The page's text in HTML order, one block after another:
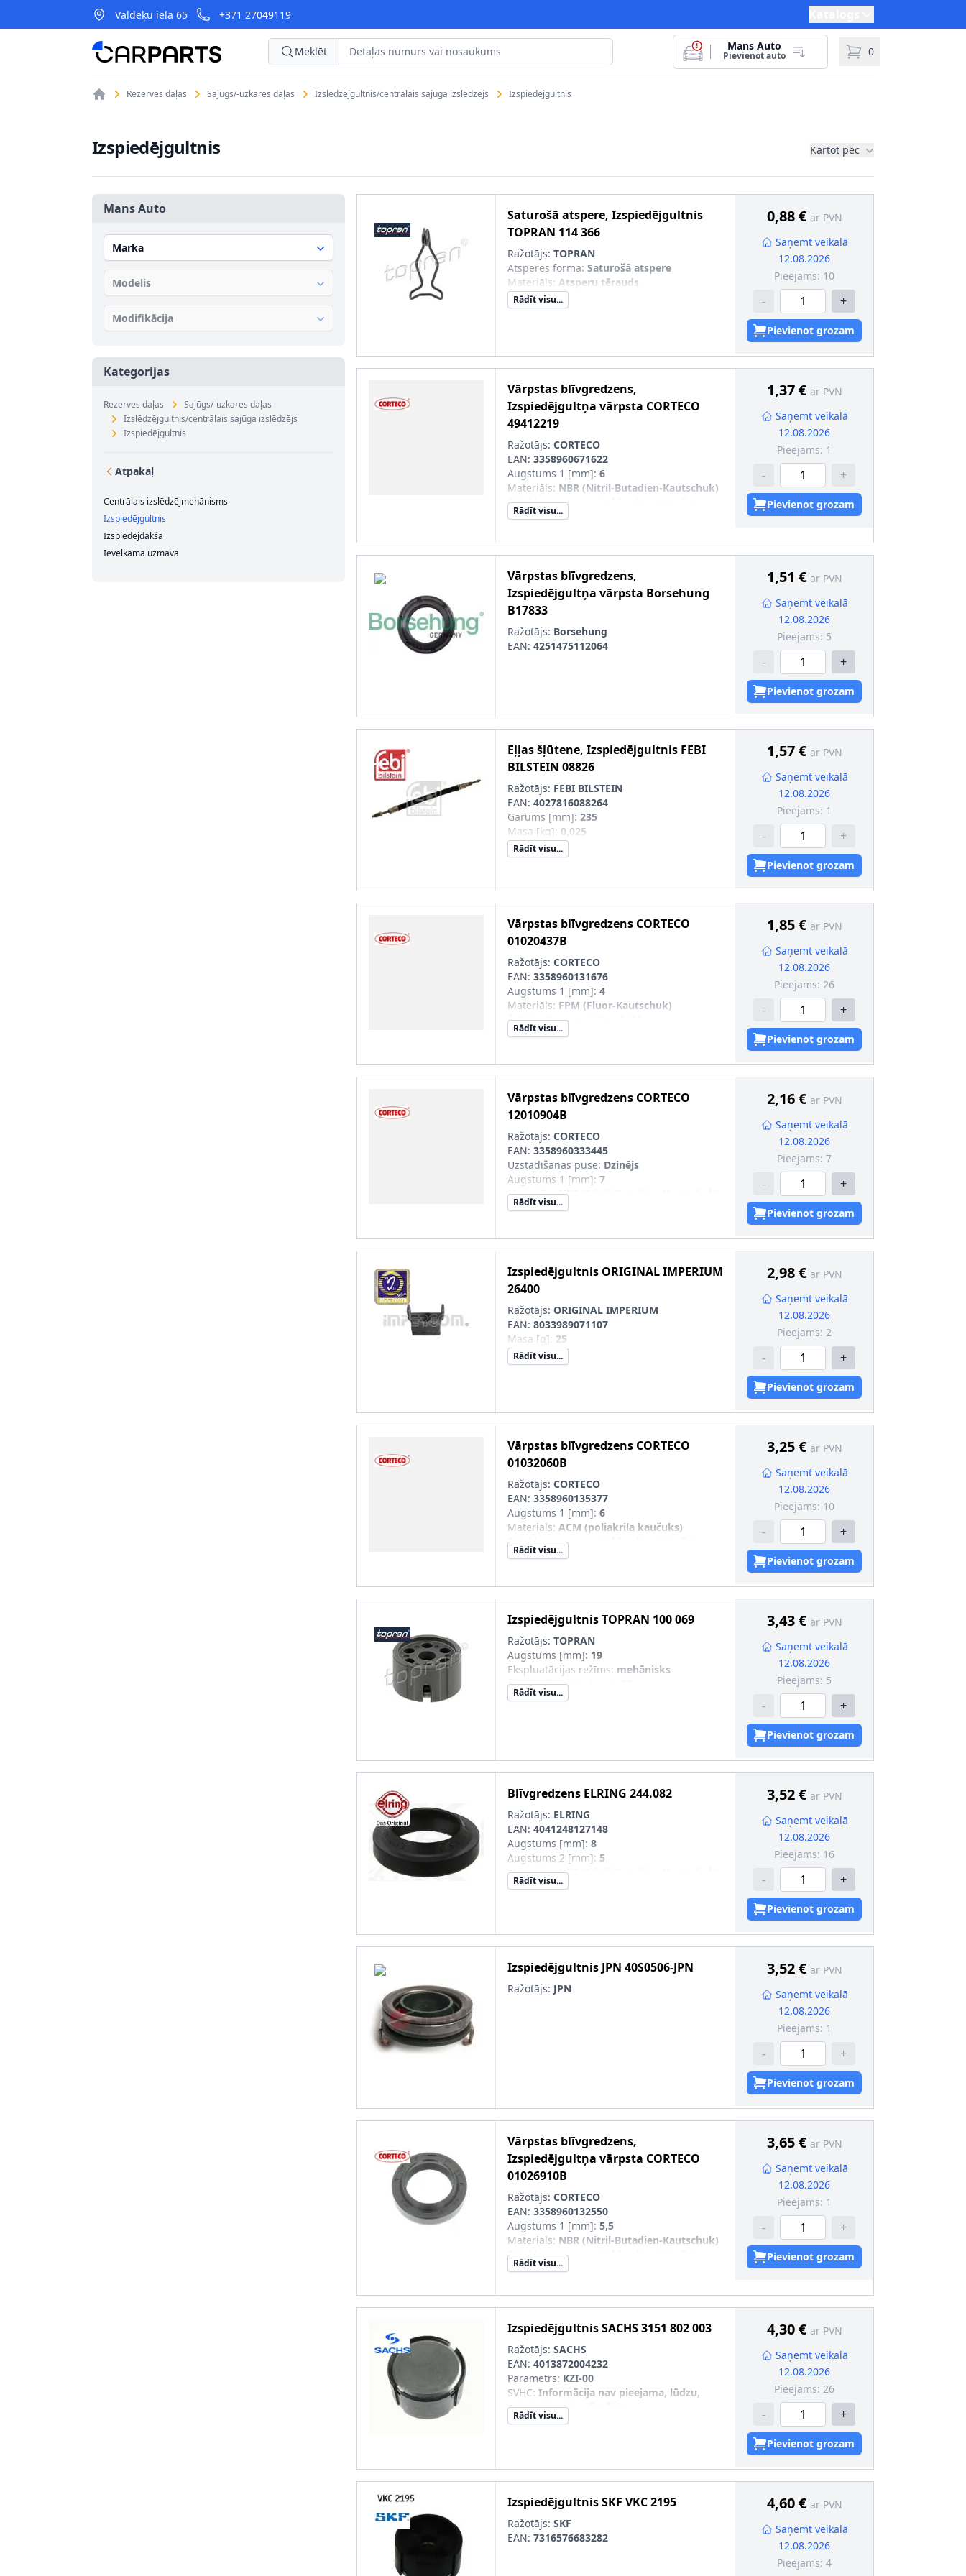
Valdeķu iela 65 +371 27049119
CarParts Meklēt Mans Auto
Pievienot auto 0
Rezerves daļas Sajūgs/-uzkares daļas Izslēdzējgultnis/centrālais sajūga izslēdzējs Izspiedējgultnis
Izspiedējgultnis Kārtot pēc
Mans Auto
Marka
Modelis
Modifikācija
Kategorijas
Rezerves daļas
Sajūgs/-uzkares daļas
Izslēdzējgultnis/centrālais sajūga izslēdzējs
Izspiedējgultnis
Atpakaļ
Centrālais izslēdzējmehānisms
Izspiedējgultnis
Izspiedējdakša
Ievelkama uzmava
Saturošā atspere, Izspiedējgultnis
TOPRAN 114 366
Ražotājs: TOPRAN
Atsperes forma: Saturošā atspere
Materiāls: Atsperu tērauds
Rādīt visu...
0,88 € ar PVN
Saņemt veikalā
12.08.2026
Pieejams: 10
- +
Pievienot grozam
Vārpstas blīvgredzens,
Izspiedējgultņa vārpsta CORTECO
49412219
Ražotājs: CORTECO
EAN: 3358960671622
Augstums 1 [mm]: 6
Materiāls: NBR (Nitril-Butadien-Kautschuk)
Putekļusargs
Ārējais diametrs 1 [mm]
Rādīt visu...
1,37 € ar PVN
Saņemt veikalā
12.08.2026
Pieejams: 1
- +
Pievienot grozam
Vārpstas blīvgredzens,
Izspiedējgultņa vārpsta Borsehung
B17833
Ražotājs: Borsehung
EAN: 4251475112064
1,51 € ar PVN
Saņemt veikalā
12.08.2026
Pieejams: 5
- +
Pievienot grozam
Eļļas šļūtene, Izspiedējgultnis FEBI
BILSTEIN 08826
Ražotājs: FEBI BILSTEIN
EAN: 4027816088264
Garums [mm]: 235
Masa [kg]: 0,025
Rādīt visu...
1,57 € ar PVN
Saņemt veikalā
12.08.2026
Pieejams: 1
- +
Pievienot grozam
Vārpstas blīvgredzens CORTECO
01020437B
Ražotājs: CORTECO
EAN: 3358960131676
Augstums 1 [mm]: 4
Materiāls: FPM (Fluor-Kautschuk)
Ārējais diametrs 1 [mm]
Iekšējais diametrs 1 [mm]
Rādīt visu...
1,85 € ar PVN
Saņemt veikalā
12.08.2026
Pieejams: 26
- +
Pievienot grozam
Vārpstas blīvgredzens CORTECO
12010904B
Ražotājs: CORTECO
EAN: 3358960333445
Uzstādīšanas puse: Dzinējs
Augstums 1 [mm]: 7
Materiāls:NBR (Nitril-Butadien-Kautschuk)
Ārējais diametrs 1 [mm]
Rādīt visu...
2,16 € ar PVN
Saņemt veikalā
12.08.2026
Pieejams: 7
- +
Pievienot grozam
Izspiedējgultnis ORIGINAL IMPERIUM
26400
Ražotājs: ORIGINAL IMPERIUM
EAN: 8033989071107
Masa [g]: 25
Rādīt visu...
2,98 € ar PVN
Saņemt veikalā
12.08.2026
Pieejams: 2
- +
Pievienot grozam
Vārpstas blīvgredzens CORTECO
01032060B
Ražotājs: CORTECO
EAN: 3358960135377
Augstums 1 [mm]: 6
Materiāls: ACM (poliakrila kaučuks)
Putekļusargs
Ārējais diametrs 1 [mm]
Rādīt visu...
3,25 € ar PVN
Saņemt veikalā
12.08.2026
Pieejams: 10
- +
Pievienot grozam
IzspiedējgultnisTOPRAN 100 069
Ražotājs: TOPRAN
Augstums [mm]: 19
Ekspluatācijas režīms: mehānisks
Ārējais diametrs [mm]
Rādīt visu...
3,43 € ar PVN
Saņemt veikalā
12.08.2026
Pieejams: 5
- +
Pievienot grozam
Blīvgredzens ELRING 244.082
Ražotājs: ELRING
EAN: 4041248127148
Augstums [mm]: 8
Augstums 2 [mm]: 5
Materiāls:NBR (Nitril-Butadien-Kautschuk)
Iekšējais diametrs [mm]
Rādīt visu...
3,52 € ar PVN
Saņemt veikalā
12.08.2026
Pieejams: 16
- +
Pievienot grozam
Izspiedējgultnis JPN 40S0506-JPN
Ražotājs: JPN
3,52 € ar PVN
Saņemt veikalā
12.08.2026
Pieejams: 1
- +
Pievienot grozam
Vārpstas blīvgredzens,
Izspiedējgultņa vārpsta CORTECO
01026910B
Ražotājs: CORTECO
EAN: 3358960132550
Augstums 1 [mm]: 5,5
Materiāls: NBR (Nitril-Butadien-Kautschuk)
Putekļusargs
Ārējais diametrs 1 [mm]
Rādīt visu...
3,65 € ar PVN
Saņemt veikalā
12.08.2026
Pieejams: 1
- +
Pievienot grozam
IzspiedējgultnisSACHS3151 802 003
Ražotājs: SACHS
EAN: 4013872004232
Parametrs: KZI-00
SVHC: Informācija nav pieejama, lūdzu,
griezieties pie ražotāja!
Rādīt visu...
4,30 € ar PVN
Saņemt veikalā
12.08.2026
Pieejams: 26
- +
Pievienot grozam
IzspiedējgultnisSKF VKC 2195
Ražotājs: SKF
EAN: 7316576683282
4,60 € ar PVN
Saņemt veikalā
12.08.2026
Pieejams: 4